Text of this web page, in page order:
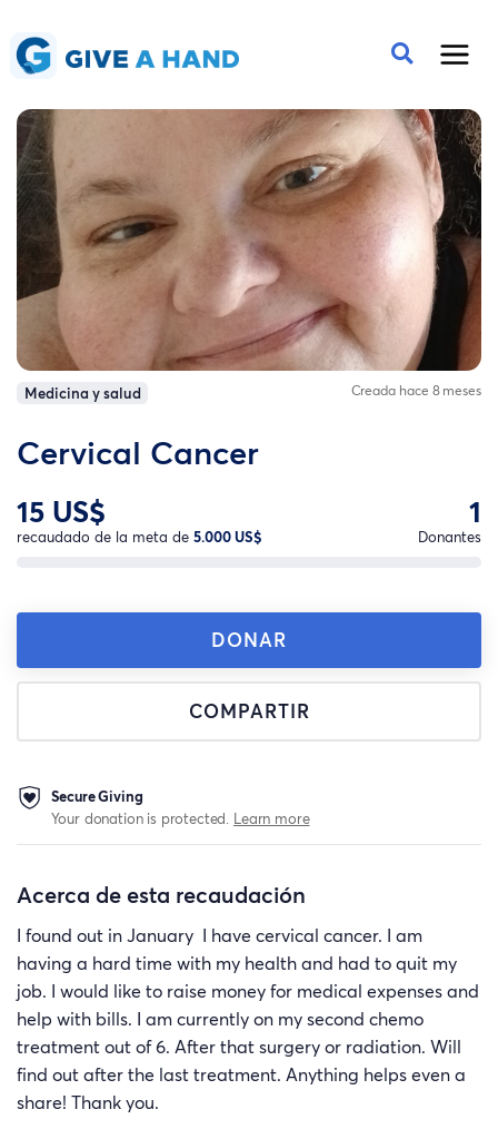
Medicina y salud Creada hace 8 meses
Cervical Cancer
15 US$
recaudado de la meta de 5.000 US$
1
Donantes
DONAR
COMPARTIR
Secure Giving
Your donation is protected. Learn more
Acerca de esta recaudación
I found out in January I have cervical cancer. I am
having a hard time with my health and had to quit my
job. I would like to raise money for medical expenses and
help with bills. I am currently on my second chemo
treatment out of 6. After that surgery or radiation. Will
find out after the last treatment. Anything helps even a
share! Thank you.